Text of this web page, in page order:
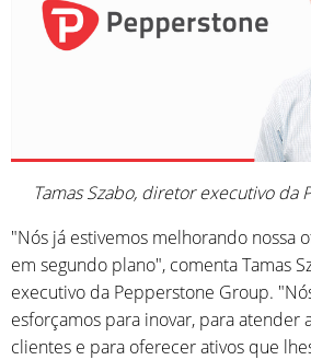
Tamas Szabo, diretor executivo da
"Nós já estivemos melhorando nossa
em segundo plano", comenta Tamas
executivo da Pepperstone Group.
esforçamos para inovar, para atender
clientes e para oferecer ativos que